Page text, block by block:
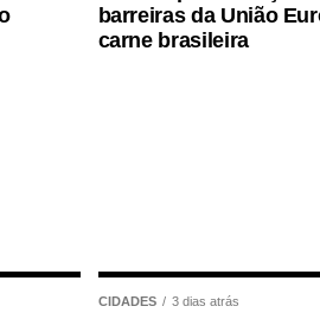
natação, tênis de
e feminina.
prática esportiva e
barreiras da União
carne brasileira
CIDADES 3 dias atrás